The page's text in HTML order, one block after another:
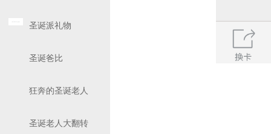
圣诞派礼物
圣诞爸比
狂奔的圣诞老人
圣诞老人大翻转